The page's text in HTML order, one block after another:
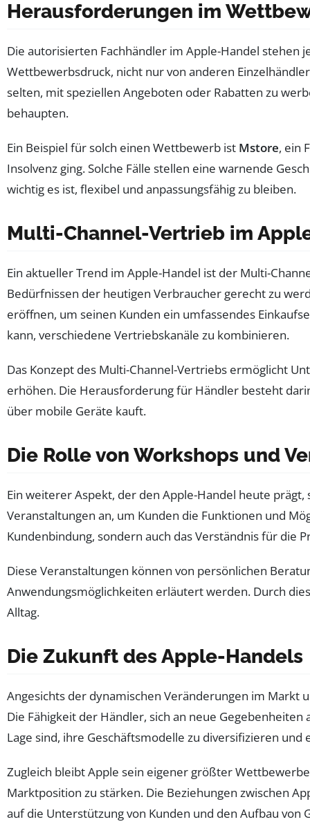
Herausforderungen im
Die autorisierten Fachhändler im Apple-Handel
Wettbewerbsdruck, nicht nur von anderen
selten, mit speziellen Angeboten oder Rabatten zu
behaupten.
Ein Beispiel für solch einen Wettbewerb ist Mstore, ein
Insolvenz ging. Solche Fälle stellen eine warnende
wichtig es ist, flexibel und anpassungsfähig zu bleiben.
Multi-Channel-Vertrieb im
Ein aktueller Trend im Apple-Handel ist der Multi-
Bedürfnissen der heutigen Verbraucher gerecht zu
eröffnen, um seinen Kunden ein umfassendes
kann, verschiedene Vertriebskanäle zu kombinieren.
Das Konzept des Multi-Channel-Vertriebs ermöglicht
erhöhen. Die Herausforderung für Händler besteht
über mobile Geräte kauft.
Die Rolle von Workshops und
Ein weiterer Aspekt, der den Apple-Handel heute
Veranstaltungen an, um Kunden die Funktionen und
Kundenbindung, sondern auch das Verständnis für die
Diese Veranstaltungen können von persönlichen
Anwendungsmöglichkeiten erläutert werden. Durch
Alltag.
Die Zukunft des Apple-Handels
Angesichts der dynamischen Veränderungen im Markt
Die Fähigkeit der Händler, sich an neue
Lage sind, ihre Geschäftsmodelle zu diversifizieren
Zugleich bleibt Apple sein eigener größter
Marktposition zu stärken. Die Beziehungen zwischen
auf die Unterstützung von Kunden und den Aufbau von